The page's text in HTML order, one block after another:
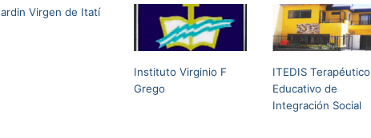
Virgen de Itatí
Instituto Virginio F
Grego
ITEDIS Terapéutico
Educativo de
Integración Social